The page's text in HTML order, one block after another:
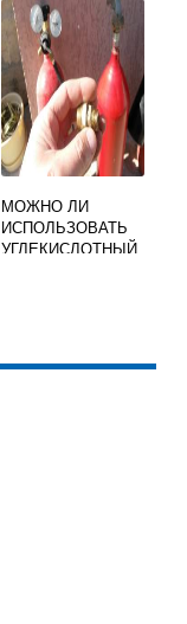
РЕКОМЕНДУЕТСЯ
ВЫПОЛНЯТЬ
КАСКАДОМ ИЛИ
ГОРКОЙ
МОЖНО ЛИ
ИСПОЛЬЗОВАТЬ
УГЛЕКИСЛОТНЫЙ